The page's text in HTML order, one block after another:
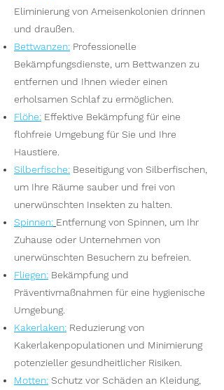
Eliminierung von Ameisenkolonien drinnen
und draußen.
Bettwanzen: Professionelle
Bekämpfungsdienste, um Bettwanzen zu
entfernen und Ihnen wieder einen
erholsamen Schlaf zu ermöglichen.
Flöhe: Effektive Bekämpfung für eine
flohfreie Umgebung für Sie und Ihre
Haustiere.
Silberfische: Beseitigung von Silberfischen,
um Ihre Räume sauber und frei von
unerwünschten Insekten zu halten.
Spinnen: Entfernung von Spinnen, um Ihr
Zuhause oder Unternehmen von
unerwünschten Besuchern zu befreien.
Fliegen: Bekämpfung und
Präventivmaßnahmen für eine hygienische
Umgebung.
Kakerlaken: Reduzierung von
Kakerlakenpopulationen und Minimierung
potenzieller gesundheitlicher Risiken.
Motten: Schutz vor Schäden an Kleidung,